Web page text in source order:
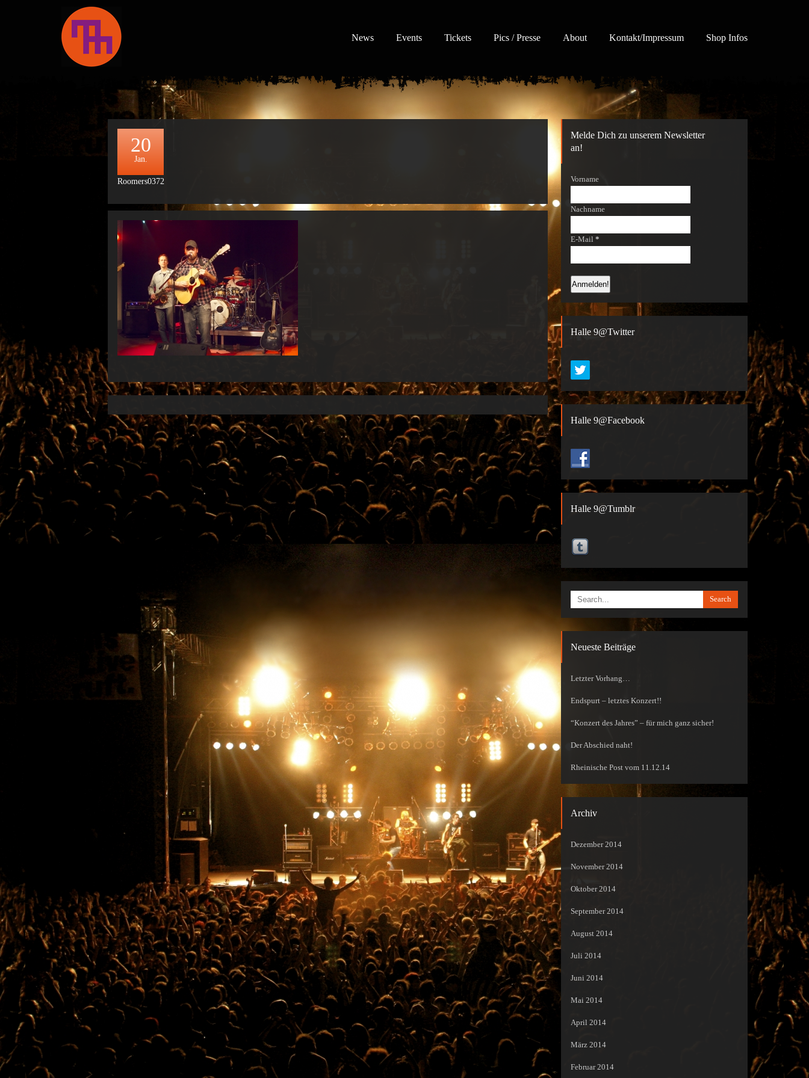
News Events Tickets Pics / Presse About Kontakt/Impressum Shop Infos
20
Jan.
Roomers0372
Melde Dich zu unserem Newsletter
an!
Vorname
Nachname
E-Mail *
Halle 9@Twitter
Halle 9@Facebook
Halle 9@Tumblr
Search
Neueste Beiträge
Letzter Vorhang…
Endspurt – letztes Konzert!!
“Konzert des Jahres” – für mich ganz sicher!
Der Abschied naht!
Rheinische Post vom 11.12.14
Archiv
Dezember 2014
November 2014
Oktober 2014
September 2014
August 2014
Juli 2014
Juni 2014
Mai 2014
April 2014
März 2014
Februar 2014